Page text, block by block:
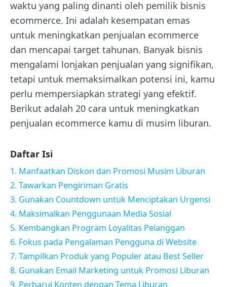
waktu yang paling dinanti oleh pemilik bisnis
ecommerce. Ini adalah kesempatan emas
untuk meningkatkan penjualan ecommerce
dan mencapai target tahunan. Banyak bisnis
mengalami lonjakan penjualan yang signifikan,
tetapi untuk memaksimalkan potensi ini, kamu
perlu mempersiapkan strategi yang efektif.
Berikut adalah 20 cara untuk meningkatkan
penjualan ecommerce kamu di musim liburan.
Daftar Isi
1. Manfaatkan Diskon dan Promosi Musim Liburan
2. Tawarkan Pengiriman Gratis
3. Gunakan Countdown untuk Menciptakan Urgensi
4. Maksimalkan Penggunaan Media Sosial
5. Kembangkan Program Loyalitas Pelanggan
6. Fokus pada Pengalaman Pengguna di Website
7. Tampilkan Produk yang Populer atau Best Seller
8. Gunakan Email Marketing untuk Promosi Liburan
9. Perbarui Konten dengan Tema Liburan